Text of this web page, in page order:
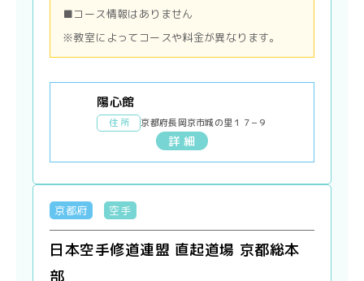
■コース情報はありません
※教室によってコースや料金が異なります。
陽心館
住 所 京都府長岡京市城の里１７−９
詳 細
京都府 空手
日本空手修道連盟 直起道場 京都総本
部